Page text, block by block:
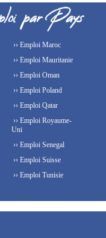
›› Emploi Maroc
›› Emploi Mauritanie
›› Emploi Oman
›› Emploi Poland
›› Emploi Qatar
›› Emploi Royaume-
Uni
›› Emploi Senegal
›› Emploi Suisse
›› Emploi Tunisie